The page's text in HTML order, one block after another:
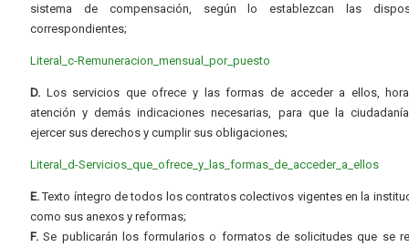
sistema de compensación, según lo establezcan las
correspondientes;
Literal_c-Remuneracion_mensual_por_puesto
D. Los servicios que ofrece y las formas de acceder a ellos,
atención y demás indicaciones necesarias, para que la
ejercer sus derechos y cumplir sus obligaciones;
Literal_d-Servicios_que_ofrece_y_las_formas_de_acceder_a_ellos
E.Texto íntegro de todos los contratos colectivos vigentes en la
como sus anexos y reformas;
F. Se publicarán los formularios o formatos de solicitudes que se